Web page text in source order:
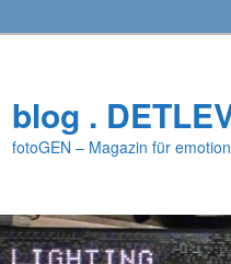
blog .
fotoGEN – Magazin für